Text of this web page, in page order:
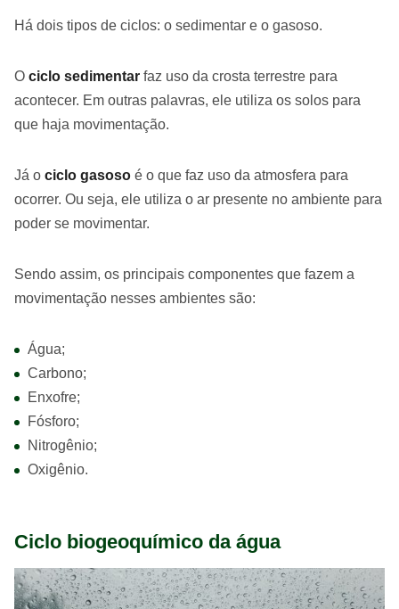
Há dois tipos de ciclos: o sedimentar e o gasoso.
O ciclo sedimentar faz uso da crosta terrestre para
acontecer. Em outras palavras, ele utiliza os solos para
que haja movimentação.
Já o ciclo gasoso é o que faz uso da atmosfera para
ocorrer. Ou seja, ele utiliza o ar presente no ambiente para
poder se movimentar.
Sendo assim, os principais componentes que fazem a
movimentação nesses ambientes são:
Água;
Carbono;
Enxofre;
Fósforo;
Nitrogênio;
Oxigênio.
Ciclo biogeoquímico da água